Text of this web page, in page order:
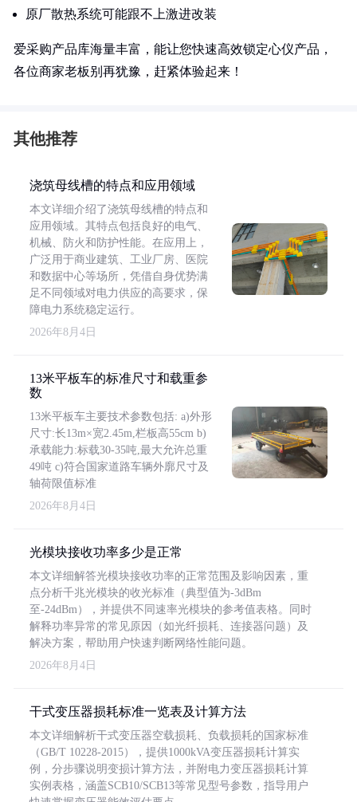
原厂散热系统可能跟不上激进改装
爱采购产品库海量丰富，能让您快速高效锁定心仪产品，
各位商家老板别再犹豫，赶紧体验起来！
其他推荐
浇筑母线槽的特点和应用领域
本文详细介绍了浇筑母线槽的特点和
应用领域。其特点包括良好的电气、
机械、防火和防护性能。在应用上，
广泛用于商业建筑、工业厂房、医院
和数据中心等场所，凭借自身优势满
足不同领域对电力供应的高要求，保
障电力系统稳定运行。
2026年8月4日
13米平板车的标准尺寸和载重参
数
13米平板车主要技术参数包括: a)外形
尺寸:长13m×宽2.45m,栏板高55cm b)
承载能力:标载30-35吨,最大允许总重
49吨 c)符合国家道路车辆外廓尺寸及
轴荷限值标准
2026年8月4日
光模块接收功率多少是正常
本文详细解答光模块接收功率的正常范围及影响因素，重
点分析千兆光模块的收光标准（典型值为-3dBm
至-24dBm），并提供不同速率光模块的参考值表格。同时
解释功率异常的常见原因（如光纤损耗、连接器问题）及
解决方案，帮助用户快速判断网络性能问题。
2026年8月4日
干式变压器损耗标准一览表及计算方法
本文详细解析干式变压器空载损耗、负载损耗的国家标准
（GB/T 10228-2015），提供1000kVA变压器损耗计算实
例，分步骤说明变损计算方法，并附电力变压器损耗计算
实例表格，涵盖SCB10/SCB13等常见型号参数，指导用户